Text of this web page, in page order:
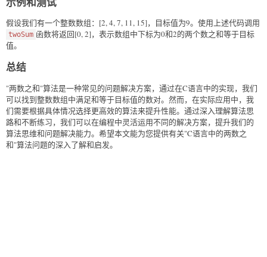
假设我们有一个整数数组：[2, 4, 7, 11, 15]，目标值为9。使用上述代码调用
twoSum 函数将返回[0, 2]，表示数组中下标为0和2的两个数之和等于目标
值。
总结
"两数之和"算法是一种常见的问题解决方案，通过在C语言中的实现，我们
可以找到整数数组中满足和等于目标值的数对。然而，在实际应用中，我
们需要根据具体情况选择更高效的算法来提升性能。通过深入理解算法思
路和不断练习，我们可以在编程中灵活运用不同的解决方案，提升我们的
算法思维和问题解决能力。希望本文能为您提供有关"C语言中的两数之
和"算法问题的深入了解和启发。